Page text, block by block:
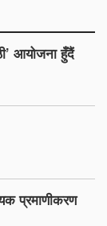
आयोजना हुँदैं
प्रमाणीकरण